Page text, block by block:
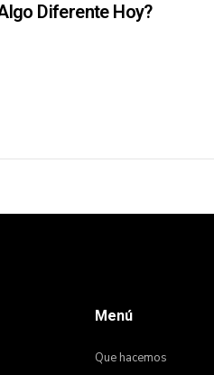
Diferente Hoy?
Menú
Que hacemos